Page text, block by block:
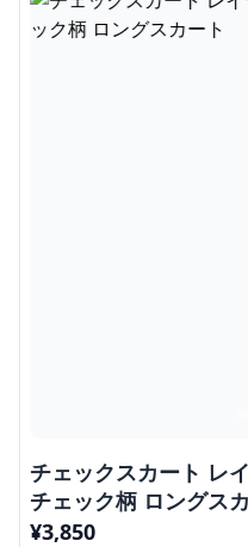
チェックスカート レ
チェック柄 ロングス
¥3,850